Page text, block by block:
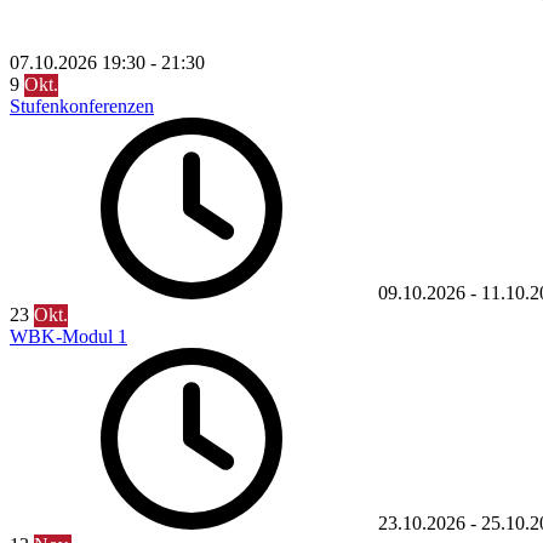
07.10.2026 19:30 - 21:30
9 Okt.
Stufenkonferenzen
09.10.2026 -
23 Okt.
WBK-Modul 1
23.10.2026 -